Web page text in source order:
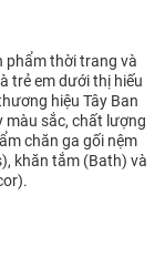
phẩm thời trang và
trẻ em dưới thị hiếu
hiệu Tây Ban
màu sắc, chất lượng
chăn ga gối nệm
khăn tắm (Bath) và